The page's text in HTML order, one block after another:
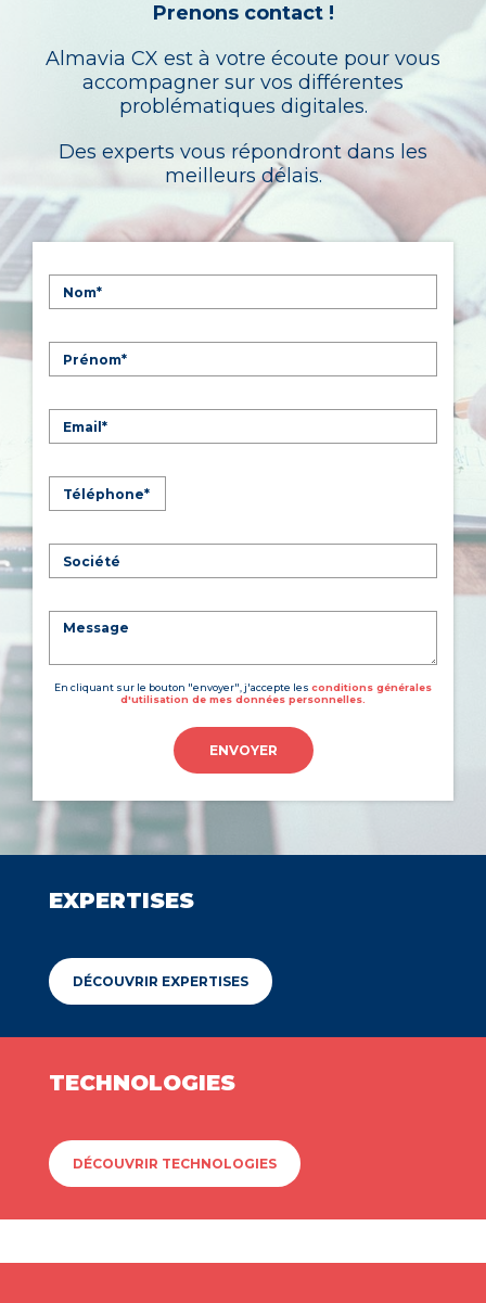
Prenons contact !
Almavia CX est à votre écoute pour vous
accompagner sur vos différentes
problématiques digitales.
Des experts vous répondront dans les
meilleurs délais.
En cliquant sur le bouton "envoyer", j'accepte les conditions générales
d'utilisation de mes données personnelles.
ENVOYER
EXPERTISES
DÉCOUVRIR EXPERTISES
TECHNOLOGIES
DÉCOUVRIR TECHNOLOGIES